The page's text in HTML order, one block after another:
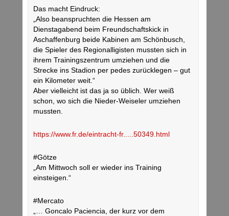
Das macht Eindruck:
„Also beanspruchten die Hessen am
Dienstagabend beim Freundschaftskick in
Aschaffenburg beide Kabinen am Schönbusch,
die Spieler des Regionalligisten mussten sich in
ihrem Trainingszentrum umziehen und die
Strecke ins Stadion per pedes zurücklegen – gut
ein Kilometer weit.“
Aber vielleicht ist das ja so üblich. Wer weiß
schon, wo sich die Nieder-Weiseler umziehen
mussten.
https://www.fr.de/eintracht-fr.....50349.html
#Götze
„Am Mittwoch soll er wieder ins Training
einsteigen.“
#Mercato
„… Goncalo Paciencia, der kurz vor dem